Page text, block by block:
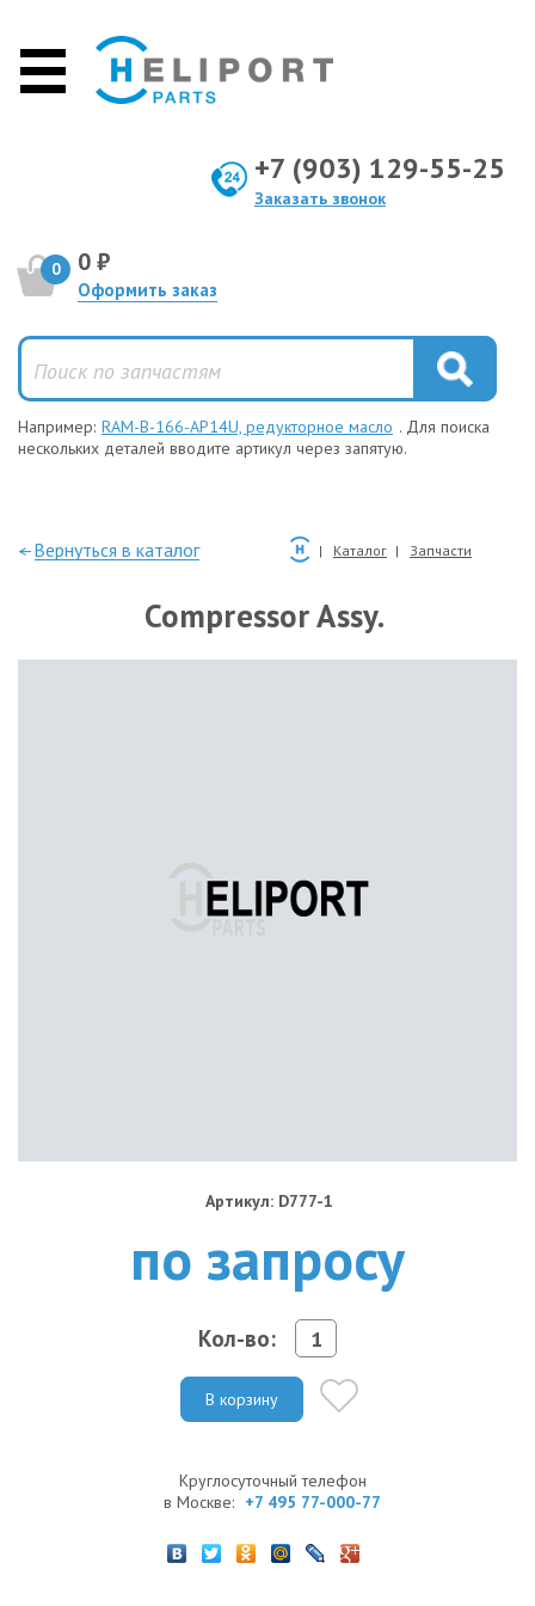
+7 (903) 129-55-25
Заказать звонок
0 0 ₽
Оформить заказ
Например: RAM-B-166-AP14U, редукторное масло . Для поиска
нескольких деталей вводите артикул через запятую.
—Вернуться в каталог Каталог Запчасти
Compressor Assy.
Артикул: D777-1
по запросу
Кол-во:
В корзину
Круглосуточный телефон
в Москве: +7 495 77-000-77